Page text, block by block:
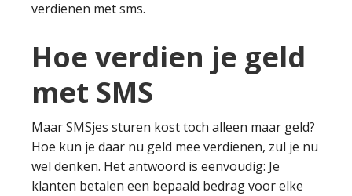
verdienen met sms.
Hoe verdien je geld
met SMS
Maar SMSjes sturen kost toch alleen maar geld?
Hoe kun je daar nu geld mee verdienen, zul je nu
wel denken. Het antwoord is eenvoudig: Je
klanten betalen een bepaald bedrag voor elke